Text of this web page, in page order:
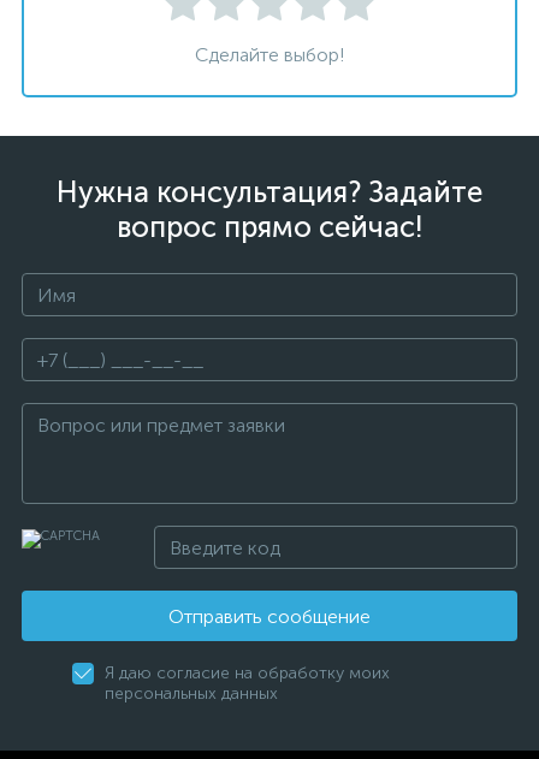
Сделайте выбор!
Нужна консультация? Задайте
вопрос прямо сейчас!
Отправить сообщение
Я даю согласие на обработку моих
персональных данных